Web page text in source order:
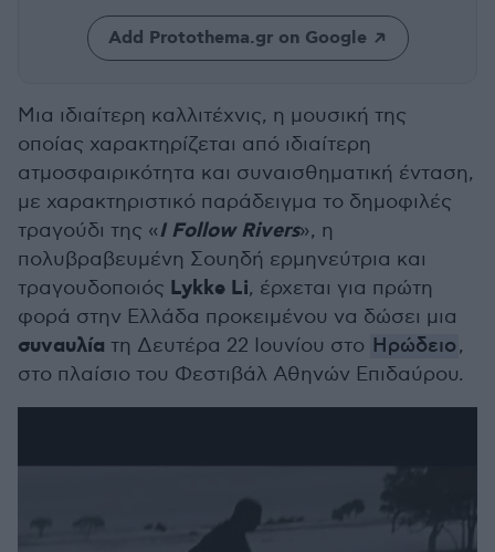
Add Protothema.gr on Google
Μια ιδιαίτερη καλλιτέχνις, η μουσική της
οποίας χαρακτηρίζεται από ιδιαίτερη
ατμοσφαιρικότητα και συναισθηματική ένταση,
με χαρακτηριστικό παράδειγμα το δημοφιλές
τραγούδι της «I Follow Rivers», η
πολυβραβευμένη Σουηδή ερμηνεύτρια και
τραγουδοποιός Lykke Li, έρχεται για πρώτη
φορά στην Ελλάδα προκειμένου να δώσει μια
συναυλία τη Δευτέρα 22 Ιουνίου στο Ηρώδειο,
στο πλαίσιο του Φεστιβάλ Αθηνών Επιδαύρου.